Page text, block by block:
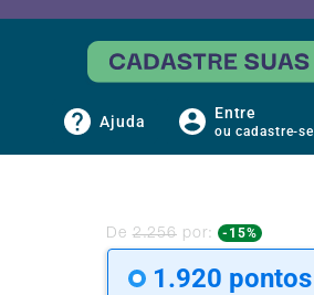
Ajuda Entre
ou cadastre-se
De 2.256 por: -15%
1.920 pontos